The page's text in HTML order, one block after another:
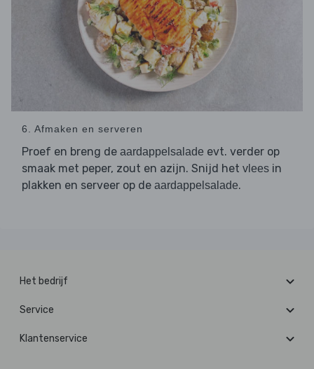
6. Afmaken en serveren
Proef en breng de aardappelsalade evt. verder op
smaak met peper, zout en azijn. Snijd het vlees in
plakken en serveer op de aardappelsalade.
Het bedrijf
Service
Klantenservice